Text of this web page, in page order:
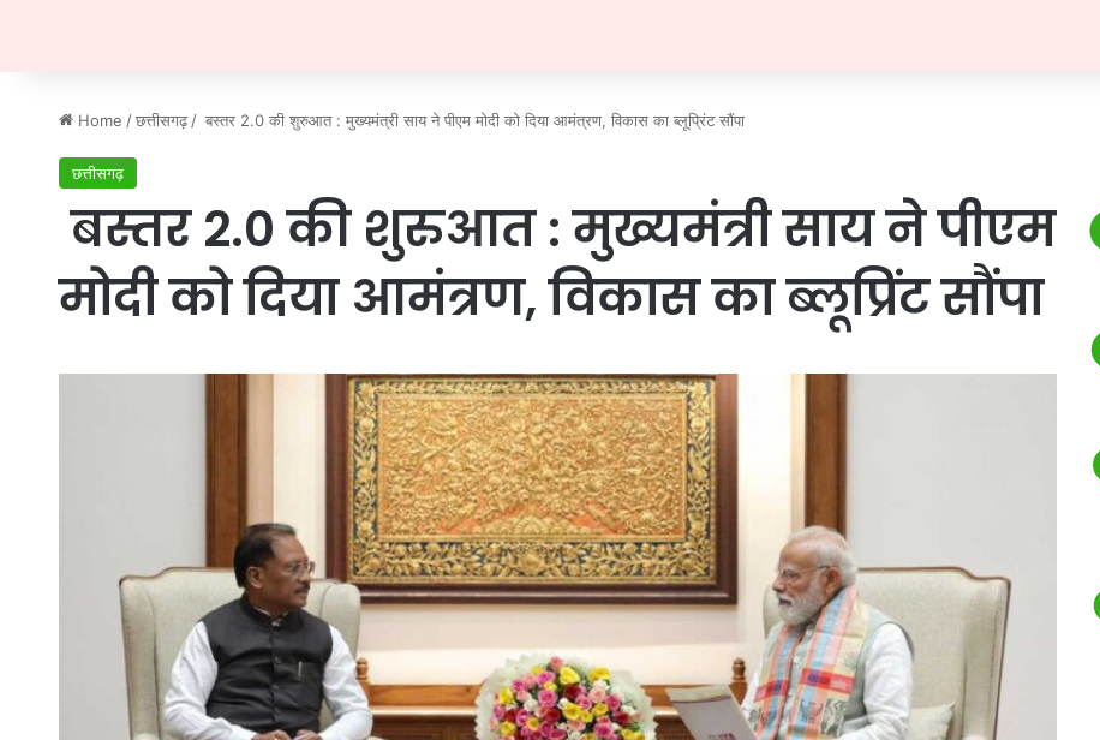
Home / छत्तीसगढ़ / बस्तर 2.0 की शुरुआत : मुख्यमंत्री साय ने पीएम मोदी को दिया आमंत्रण, विकास का ब्लूप्रिंट सौंपा
छत्तीसगढ़
बस्तर 2.0 की शुरुआत : मुख्यमंत्री साय ने पीएम
मोदी को दिया आमंत्रण, विकास का ब्लूप्रिंट सौंपा